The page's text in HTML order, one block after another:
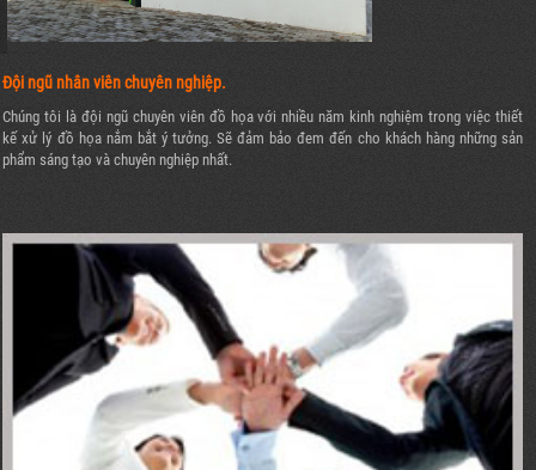
Đội ngũ nhân viên chuyên nghiệp.
Chúng tôi là đội ngũ chuyên viên đồ họa với nhiều năm kinh nghiệm trong việc thiết
kế xử lý đồ họa nắm bắt ý tưởng. Sẽ đảm bảo đem đến cho khách hàng những sản
phẩm sáng tạo và chuyên nghiệp nhất.